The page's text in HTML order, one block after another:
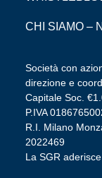
CHI SIAMO –
Società con
direzione e
Capitale Soc.
P.IVA
R.I. Milano
2022469
La SGR